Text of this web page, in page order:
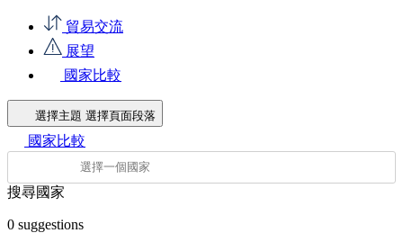
貿易交流
展望
國家比較
選擇主題 選擇頁面段落
國家比較
搜尋國家
0 suggestions